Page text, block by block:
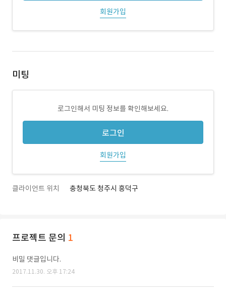
회원가입
미팅
로그인해서 미팅 정보를 확인해보세요.
로그인
회원가입
클라이언트 위치 충청북도 청주시 흥덕구
프로젝트 문의 1
비밀 댓글입니다.
2017.11.30. 오후 17:24